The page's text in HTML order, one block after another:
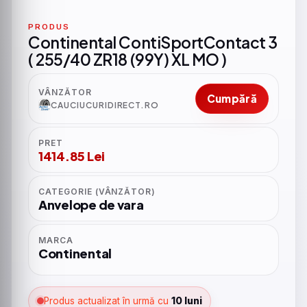
PRODUS
Continental ContiSportContact 3
( 255/40 ZR18 (99Y) XL MO )
VÂNZĂTOR
CAUCIUCURIDIRECT.RO
Cumpără
PRET
1414.85 Lei
CATEGORIE (VÂNZĂTOR)
Anvelope de vara
MARCA
Continental
Produs actualizat în urmă cu 10 luni